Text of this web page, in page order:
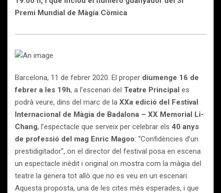
Premi Mundial de Màgia Còmica
Barcelona, 11 de febrer 2020. El proper diumenge 16 de
febrer a les 19h, a l’escenari del Teatre Principal es
podrà veure, dins del marc de la XXa edició del Festival
Internacional de Màgia de Badalona – XX Memorial Li-
Chang, l’espectacle que serveix per celebrar els 40 anys
de professió del mag Enric Magoo: “Confidències d’un
prestidigitador”, on el director del festival posa en escena
un espectacle inèdit i original on mostra com la màgia del
teatre la genera tot allò que no es veu en un escenari.
Aquesta proposta, una de les cites més esperades, i que